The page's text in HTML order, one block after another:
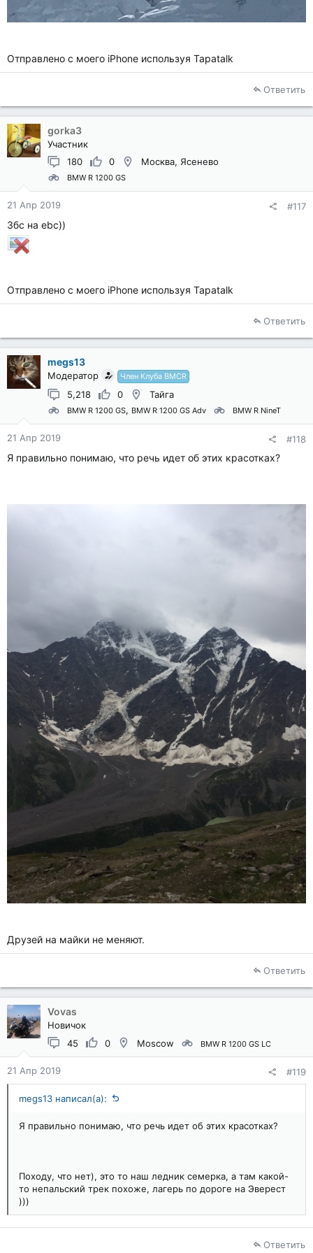
Отправлено с моего iPhone используя Tapatalk
Ответить
gorka3
Участник
180
0 Москва, Ясенево
BMW R 1200 GS
21 Апр 2019 #117
Збс на ebc))
Отправлено с моего iPhone используя Tapatalk
Ответить
megs13
Модератор Член Клуба BMCR
5,218 0 Тайга
BMW R 1200 GS BMW R 1200 GS Adv BMW R NineT
21 Апр 2019 #118
Я правильно понимаю, что речь идет об этих красотках?
Друзей на майки не меняют.
Ответить
Vovas
Новичок
45
0 Moscow BMW R 1200 GS LC
21 Апр 2019 #119
megs13 написал(а):
Я правильно понимаю, что речь идет об этих красотках?
Походу, что нет), это то наш ледник семерка, а там какой-
то непальский трек похоже, лагерь по дороге на Эверест
)))
Ответить